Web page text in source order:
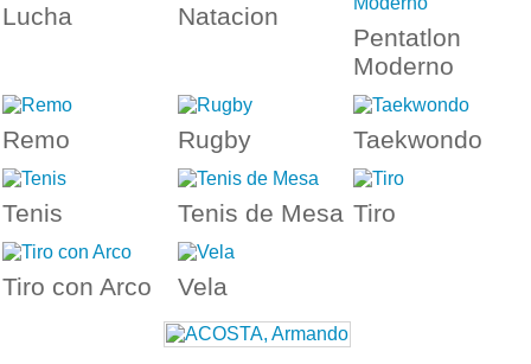
Lucha Natacion
Pentatlon
Moderno
Remo Rugby Taekwondo
Tenis Tenis de Mesa Tiro
Tiro con Arco Vela